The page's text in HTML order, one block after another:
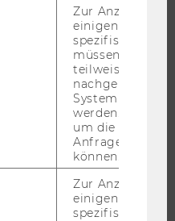
EXCHANGE STUDIERENDE
Zur Anzeige von
einigen WU-
spezifischen
müssen
teilweise von
nachgelagerten
System
werden.
um die Antwort
Anfrage
können.
Zur Anzeige von
einigen WU-
spezifischen